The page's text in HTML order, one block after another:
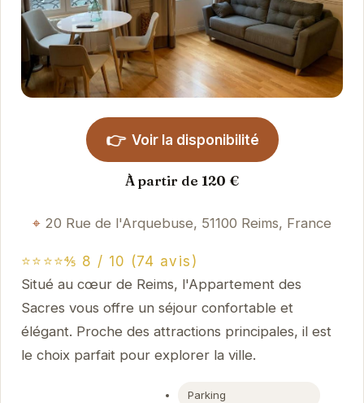
👉 Voir la disponibilité
À partir de 120 €
20 Rue de l'Arquebuse, 51100 Reims, France
⭐⭐⭐⭐⅘ 8 / 10 (74 avis)
Situé au cœur de Reims, l'Appartement des
Sacres vous offre un séjour confortable et
élégant. Proche des attractions principales, il est
le choix parfait pour explorer la ville.
Parking